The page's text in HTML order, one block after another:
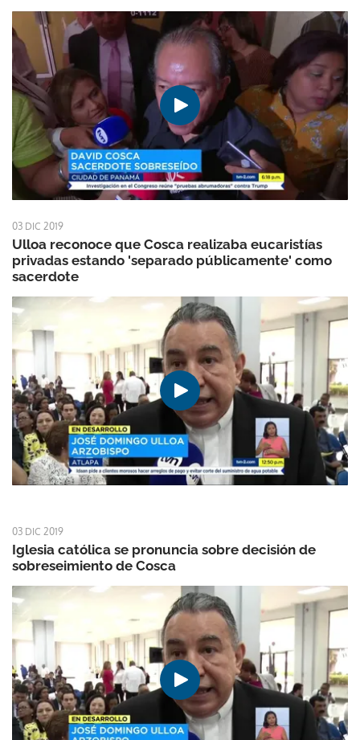
03 DIC 2019
Ulloa reconoce que Cosca realizaba eucaristías
privadas estando 'separado públicamente' como
sacerdote
03 DIC 2019
Iglesia católica se pronuncia sobre decisión de
sobreseimiento de Cosca